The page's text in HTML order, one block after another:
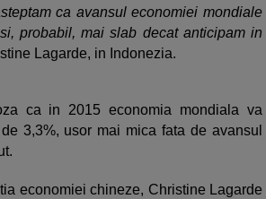
ca avansul economiei mondiale
probabil, mai slab decat anticipam in
Lagarde, in Indonezia.
ca in 2015 economia mondiala va
3,3%, usor mai mica fata de avansul
economiei chineze, Christine Lagarde